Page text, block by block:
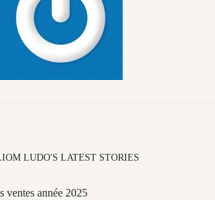
LUDO'S LATEST STORIES
ventes année 2025